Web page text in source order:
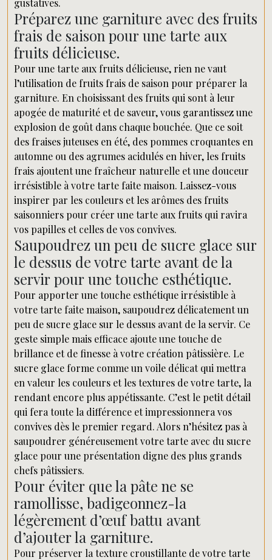
gustatives.
Préparez une garniture avec des fruits
frais de saison pour une tarte aux
fruits délicieuse.
Pour une tarte aux fruits délicieuse, rien ne vaut
l’utilisation de fruits frais de saison pour préparer la
garniture. En choisissant des fruits qui sont à leur
apogée de maturité et de saveur, vous garantissez une
explosion de goût dans chaque bouchée. Que ce soit
des fraises juteuses en été, des pommes croquantes en
automne ou des agrumes acidulés en hiver, les fruits
frais ajoutent une fraîcheur naturelle et une douceur
irrésistible à votre tarte faite maison. Laissez-vous
inspirer par les couleurs et les arômes des fruits
saisonniers pour créer une tarte aux fruits qui ravira
vos papilles et celles de vos convives.
Saupoudrez un peu de sucre glace sur
le dessus de votre tarte avant de la
servir pour une touche esthétique.
Pour apporter une touche esthétique irrésistible à
votre tarte faite maison, saupoudrez délicatement un
peu de sucre glace sur le dessus avant de la servir. Ce
geste simple mais efficace ajoute une touche de
brillance et de finesse à votre création pâtissière. Le
sucre glace forme comme un voile délicat qui mettra
en valeur les couleurs et les textures de votre tarte, la
rendant encore plus appétissante. C’est le petit détail
qui fera toute la différence et impressionnera vos
convives dès le premier regard. Alors n’hésitez pas à
saupoudrer généreusement votre tarte avec du sucre
glace pour une présentation digne des plus grands
chefs pâtissiers.
Pour éviter que la pâte ne se
ramollisse, badigeonnez-la
légèrement d’œuf battu avant
d’ajouter la garniture.
Pour préserver la texture croustillante de votre tarte